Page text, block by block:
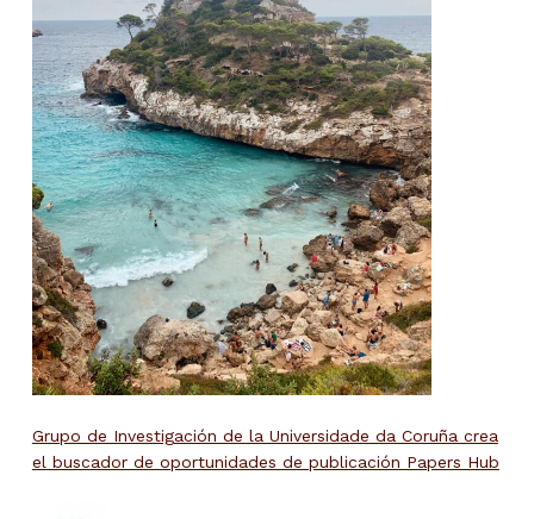
Grupo de Investigación de la Universidade da Coruña crea
el buscador de oportunidades de publicación Papers Hub